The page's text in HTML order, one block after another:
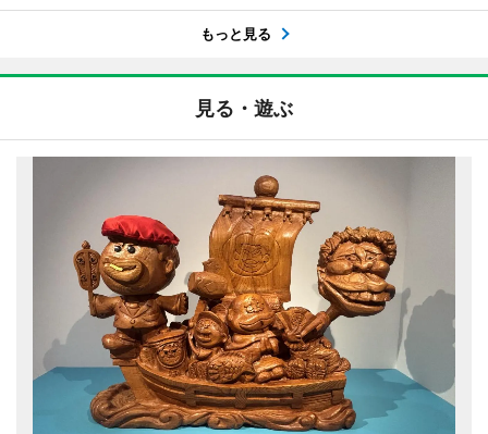
もっと見る
見る・遊ぶ